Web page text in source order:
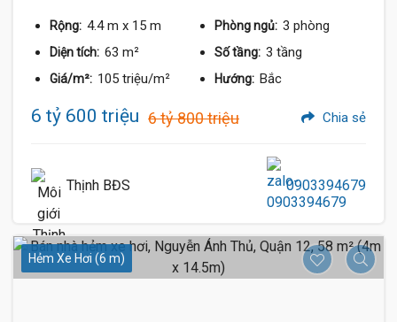
Rộng: 4.4 m x 15 m Phòng ngủ: 3 phòng
Diện tích: 63 m² Số tầng: 3 tầng
Giá/m²: 105 triệu/m² Hướng: Bắc
6 tỷ 600 triệu 6 tỷ 800 triệu Chia sẻ
Thịnh BĐS 0903394679
Hẻm Xe Hơi (6 m)